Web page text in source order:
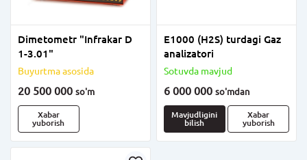
Dimetometr "Infrakar D
1-3.01"
Buyurtma asosida
20 500 000 so'm
Xabar
yuborish
Е1000 (H2S) turdagi Gaz
analizatori
Sotuvda mavjud
6 000 000 so'mdan
Mavjudligini
bilish
Xabar
yuborish